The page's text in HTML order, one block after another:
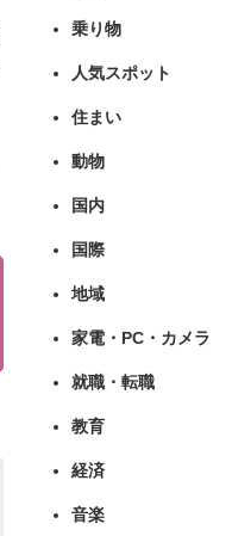
乗り物
人気スポット
住まい
動物
国内
国際
地域
家電・PC・カメラ
就職・転職
教育
経済
音楽